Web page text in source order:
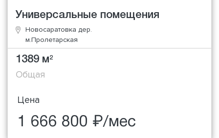
Универсальные помещения
Новосаратовка дер.
м.Пролетарская
1389 м2
Общая
Цена
1 666 800 ₽/мес